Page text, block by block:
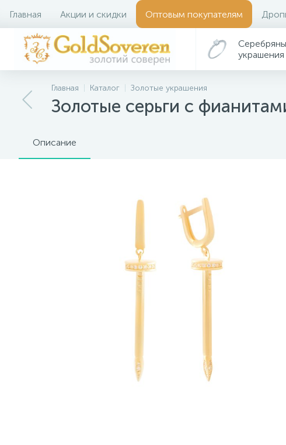
Главная Акции и скидки Оптовым покупателям
украшения
Главная Каталог Золотые украшения
Золотые серьги с
Описание